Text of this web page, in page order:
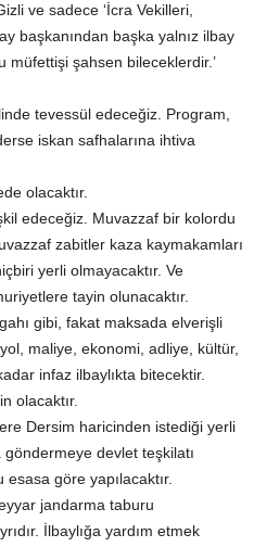
ve sadece ‘İcra Vekilleri,
başkanından başka yalnız ilbay
şahsen bileceklerdir.’
tevessül edeceğiz. Program,
iskan safhalarına ihtiva
olacaktır.
edeceğiz. Muvazzaf bir kolordu
zabitler kaza kaymakamları
yerli olmayacaktır. Ve
tayin olunacaktır.
gibi, fakat maksada elverişli
maliye, ekonomi, adliye, kültür,
infaz ilbaylıkta bitecektir.
olacaktır.
Dersim haricinden istediği yerli
göndermeye devlet teşkilatı
göre yapılacaktır.
jandarma taburu
İlbaylığa yardım etmek